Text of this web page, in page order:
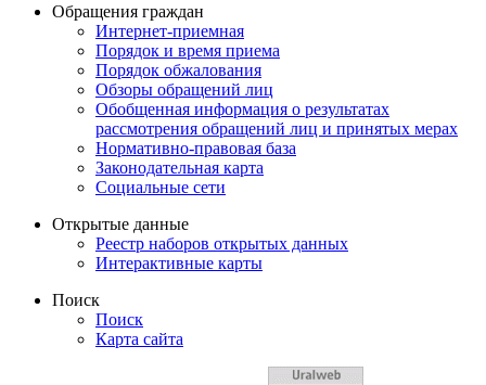
Обращения граждан
Интернет-приемная
Порядок и время приема
Порядок обжалования
Обзоры обращений лиц
Обобщенная информация о результатах
рассмотрения обращений лиц и принятых мерах
Нормативно-правовая база
Законодательная карта
Социальные сети
Открытые данные
Реестр наборов открытых данных
Интерактивные карты
Поиск
Поиск
Карта сайта